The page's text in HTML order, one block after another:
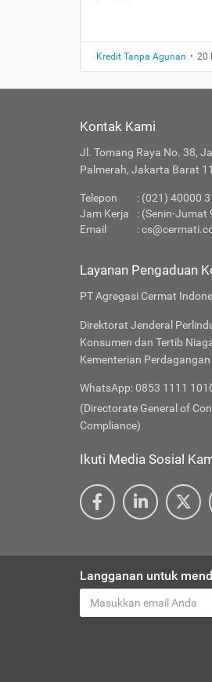
Kredit Tanpa Agunan • 20
Kontak Kami
Jl. Tomang Raya No. 38,
Palmerah, Jakarta Barat
Telepon
: (021) 40000
Jam Kerja
: (Senin-Jumat
Email
:
Layanan Pengaduan
PT Agregasi Cermat
Direktorat Jenderal
Konsumen dan Tertib
Kementerian Perdagangan
WhatsApp: 0853 1111
(Directorate General of
Compliance)
Ikuti Media Sosial
Langganan untuk